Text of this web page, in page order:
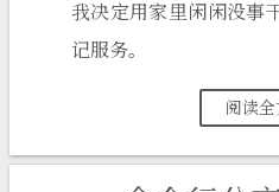
我决定用家里闲闲没
记服务。
阅读全